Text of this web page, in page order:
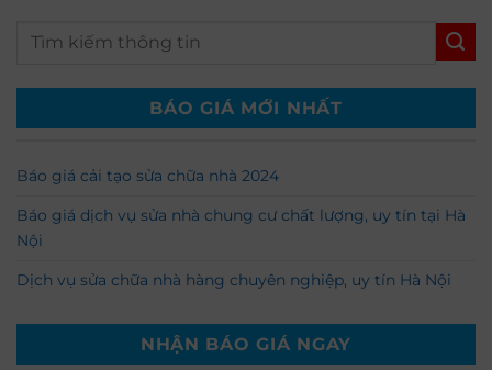
BÁO GIÁ MỚI NHẤT
Báo giá cải tạo sửa chữa nhà 2024
Báo giá dịch vụ sửa nhà chung cư chất lượng, uy tín tại Hà
Nội
Dịch vụ sửa chữa nhà hàng chuyên nghiệp, uy tín Hà Nội
NHẬN BÁO GIÁ NGAY